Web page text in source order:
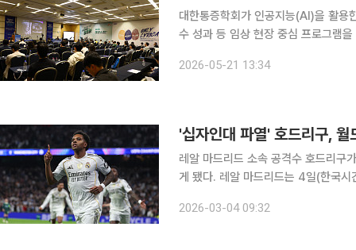
대한통증학회가 인공지능(AI)을 활용
수 성과 등 임상 현장 중심 프로그램을 대폭
및 연수교육’을 열고 다양한 최근의
2026-05-21 13:34
'십자인대 파열' 호드리구, 월
레알 마드리드 소속 공격수 호드리구
게 됐다. 레알 마드리드는 4일(한국시간) 구단 홈페이지를 통해 호드리구가 오른쪽 무릎 전방십자인
2026-03-04 09:32